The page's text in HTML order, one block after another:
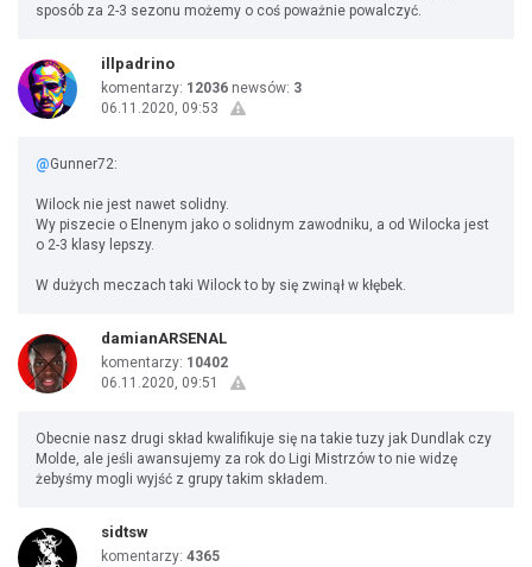
sposób za 2-3 sezonu możemy o coś poważnie powalczyć.
illpadrino
komentarzy: 12036 newsów: 3
06.11.2020, 09:53
@Gunner72:
Wilock nie jest nawet solidny.
Wy piszecie o Elnenym jako o solidnym zawodniku, a od Wilocka jest
o 2-3 klasy lepszy.
W dużych meczach taki Wilock to by się zwinął w kłębek.
damianARSENAL
komentarzy: 10402
06.11.2020, 09:51
Obecnie nasz drugi skład kwalifikuje się na takie tuzy jak Dundlak czy
Molde, ale jeśli awansujemy za rok do Ligi Mistrzów to nie widzę
żebyśmy mogli wyjść z grupy takim składem.
sidtsw
komentarzy: 4365